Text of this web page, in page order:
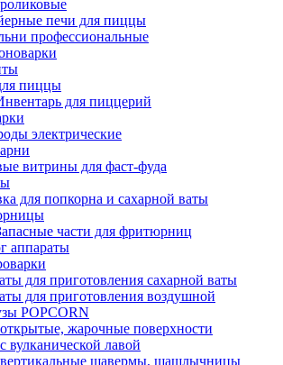
роликовые
печи для пиццы
профессиональные
пиццы
для пиццерий
электрические
витрины для фаст-фуда
для попкорна и сахарной ваты
части для фритюрниц
аппараты
для приготовления сахарной ваты
для приготовления воздушной
POPCORN
жарочные поверхности
вулканической лавой
шавермы, шашлычницы